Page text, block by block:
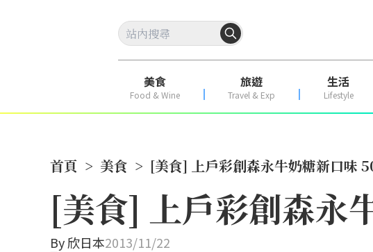
美食
Food & Wine
旅遊
Travel & Exp
生活
Lifestyle
首頁 > 美食 > [美食] 上戶彩創森永牛奶糖新口味
[美食] 上戶彩創森永
By欣日本2013/11/22